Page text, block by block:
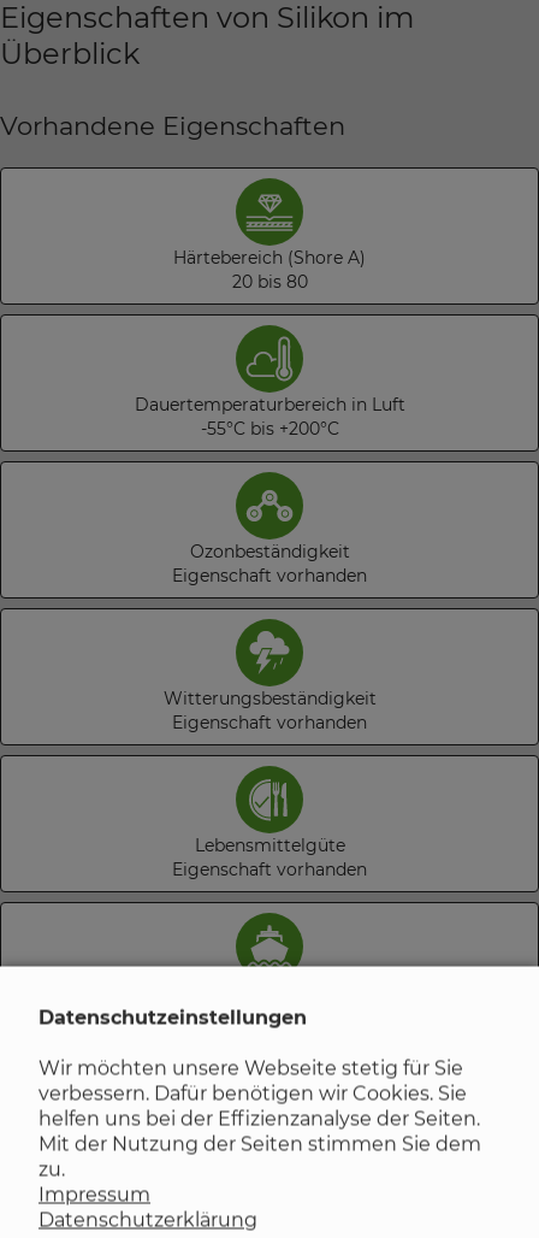
Datenschutzeinstellungen
Wir möchten unsere Webseite stetig für Sie
verbessern. Dafür benötigen wir Cookies. Sie
helfen uns bei der Effizienzanalyse der Seiten.
Mit der Nutzung der Seiten stimmen Sie dem
zu.
Impressum
Datenschutzerklärung
Eigenschaften von Silikon im
Überblick
Vorhandene Eigenschaften
Härtebereich (Shore A)
20 bis 80
Dauertemperaturbereich in Luft
-55°C bis +200°C
Ozonbeständigkeit
Eigenschaft vorhanden
Witterungsbeständigkeit
Eigenschaft vorhanden
Lebensmittelgüte
Eigenschaft vorhanden
Eigenschaft vorhanden
Optionale Eigenschaften
Extreme Temperaturen in Luft